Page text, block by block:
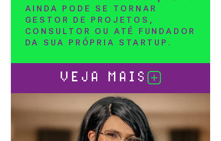
AINDA PODE SE TORNAR
GESTOR DE PROJETOS,
CONSULTOR OU ATÉ FUNDADOR
DA SUA PRÓPRIA STARTUP.
VEJA MAIS